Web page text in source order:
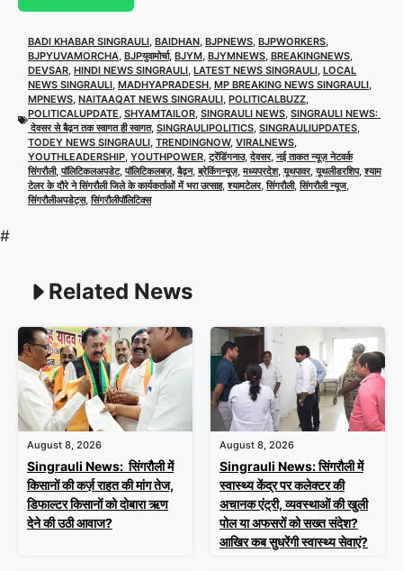
BADI KHABAR SINGRAULI, BAIDHAN, BJPNEWS, BJPWORKERS,
BJPYUVAMORCHA, BJPयुवामोर्चा, BJYM, BJYMNEWS, BREAKINGNEWS,
DEVSAR, HINDI NEWS SINGRAULI, LATEST NEWS SINGRAULI, LOCAL
NEWS SINGRAULI, MADHYAPRADESH, MP BREAKING NEWS SINGRAULI,
MPNEWS, NAITAAQAT NEWS SINGRAULI, POLITICALBUZZ,
POLITICALUPDATE, SHYAMTAILOR, SINGRAULI NEWS, SINGRAULI NEWS:
देवसर से बैढ़न तक स्वागत ही स्वागत, SINGRAULIPOLITICS, SINGRAULIUPDATES,
TODEY NEWS SINGRAULI, TRENDINGNOW, VIRALNEWS,
YOUTHLEADERSHIP, YOUTHPOWER,ट्रेंडिंगनाउ,देवसर,नई ताकत न्यूज़ नेटवर्क
सिंगरौली,पॉलिटिकलअपडेट,पॉलिटिकलबज़,बैढ़न,ब्रेकिंगन्यूज़,मध्यप्रदेश,यूथपावर,यूथलीडरशिप,श्याम
टेलर के दौरे ने सिंगरौली जिले के कार्यकर्ताओं में भरा उत्साह,श्यामटेलर,सिंगरौली,सिंगरौली न्यूज,
सिंगरौलीअपडेट्स,सिंगरौलीपॉलिटिक्स
#
Related News
August 8, 2026
Singrauli News: सिंगरौली में
किसानों की कर्ज़ राहत की मांग तेज,
डिफाल्टर किसानों को दोबारा ऋण
देने की उठी आवाज?
August 8, 2026
Singrauli News: सिंगरौली में
स्वास्थ्य केंद्र पर कलेक्टर की
अचानक एंट्री, व्यवस्थाओं की खुली
पोल या अफसरों को सख्त संदेश?
आखिर कब सुधरेंगी स्वास्थ्य सेवाएं?